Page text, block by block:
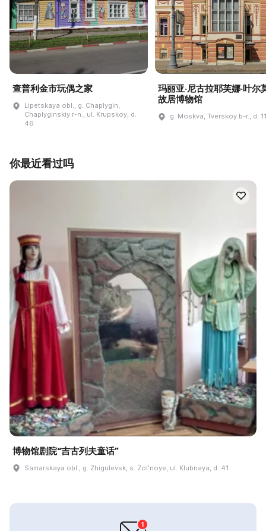
查普利金市玩偶之家
Lipetskaya obl., g. Chaplygin,
Chaplyginskiy r-n., ul. Krupskoy, d.
46
玛丽亚·尼古拉耶芙娜·叶尔
故居博物馆
g. Moskva, Tverskoy b-r., d. 11
你最近看过吗
博物馆剧院“吉古列夫童话”
Samarskaya obl., g. Zhigulevsk, s. Zolʹnoye, ul. Klubnaya, d. 41